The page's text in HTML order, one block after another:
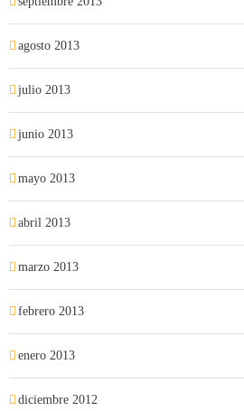
agosto 2013
julio 2013
junio 2013
mayo 2013
abril 2013
marzo 2013
febrero 2013
enero 2013
diciembre 2012